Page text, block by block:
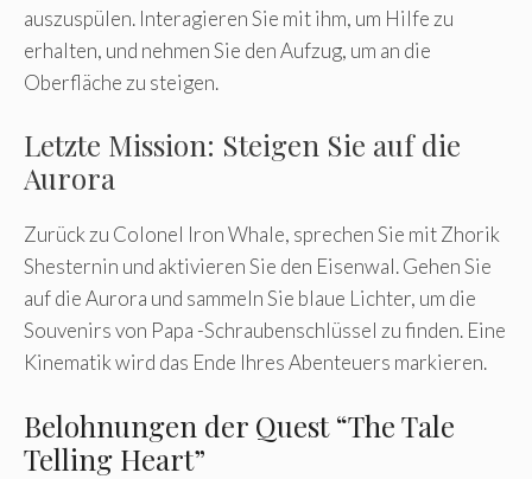
auszuspülen. Interagieren Sie mit ihm, um Hilfe zu
erhalten, und nehmen Sie den Aufzug, um an die
Oberfläche zu steigen.
Letzte Mission: Steigen Sie auf die
Aurora
Zurück zu Colonel Iron Whale, sprechen Sie mit Zhorik
Shesternin und aktivieren Sie den Eisenwal. Gehen Sie
auf die Aurora und sammeln Sie blaue Lichter, um die
Souvenirs von Papa -Schraubenschlüssel zu finden. Eine
Kinematik wird das Ende Ihres Abenteuers markieren.
Belohnungen der Quest “The Tale
Telling Heart”